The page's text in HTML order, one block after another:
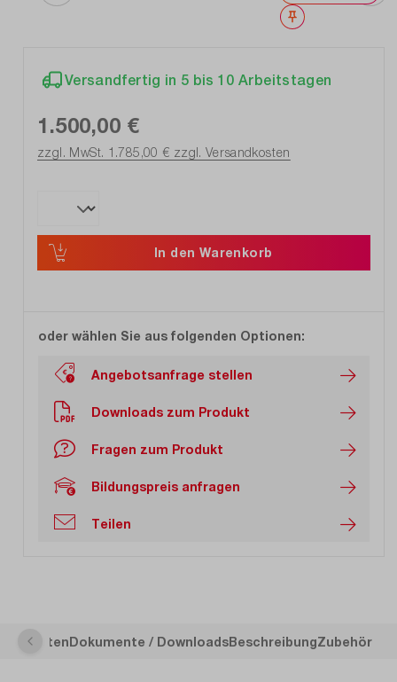
Merken
Versandfertig in 5 bis 10 Arbeitstagen
1.500,00 €
zzgl. MwSt. 1.785,00 € zzgl. Versandkosten
In den Warenkorb
oder wählen Sie aus folgenden Optionen:
Angebotsanfrage stellen
Downloads zum Produkt
Fragen zum Produkt
Bildungspreis anfragen
Teilen
DatenDokumente / DownloadsBeschreibungZubehör